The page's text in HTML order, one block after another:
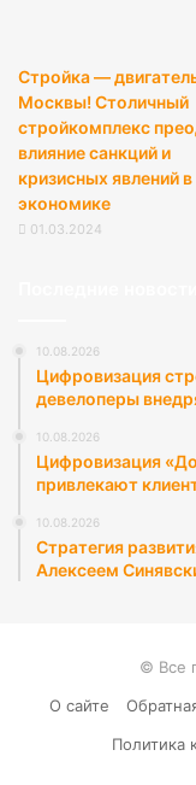
Стройка —
Москвы! Столичный
стройкомплекс
влияние санкций и
кризисных явлений в
экономике
01.03.2024
10.08.2026
Цифровизация
девелоперы
10.08.2026
Цифровизация
привлекают
10.08.2026
Стратегия
Алексеем
© Все
О сайте
Политика